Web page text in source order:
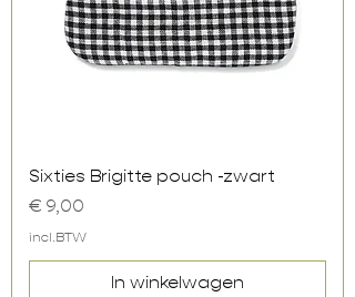
Sixties Brigitte pouch -zwart
Prijs
€ 9,00
incl.BTW
In winkelwagen